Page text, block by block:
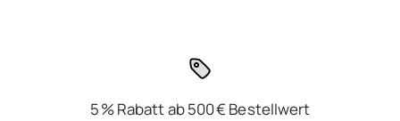
5 % Rabatt ab 500 € Bestellwert